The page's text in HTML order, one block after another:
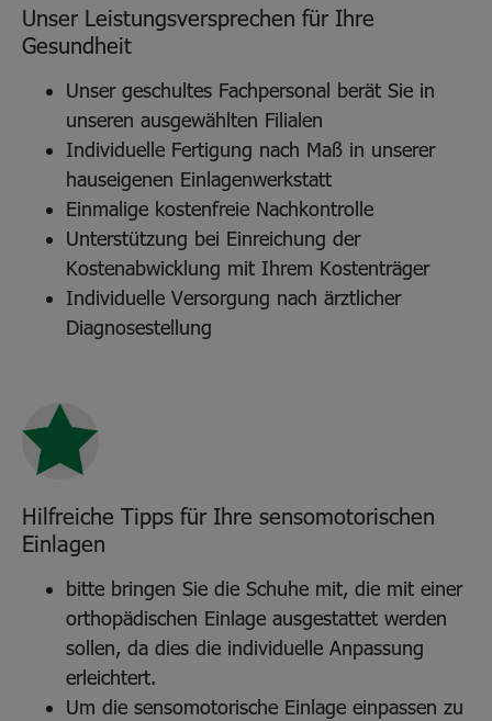
Unser Leistungsversprechen für Ihre
Gesundheit
Unser geschultes Fachpersonal berät Sie in
unseren ausgewählten Filialen
Individuelle Fertigung nach Maß in unserer
hauseigenen Einlagenwerkstatt
Einmalige kostenfreie Nachkontrolle
Unterstützung bei Einreichung der
Kostenabwicklung mit Ihrem Kostenträger
Individuelle Versorgung nach ärztlicher
Diagnosestellung
Hilfreiche Tipps für Ihre sensomotorischen
Einlagen
bitte bringen Sie die Schuhe mit, die mit einer
orthopädischen Einlage ausgestattet werden
sollen, da dies die individuelle Anpassung
erleichtert.
Um die sensomotorische Einlage einpassen zu